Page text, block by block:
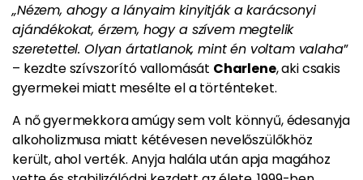
„Nézem, ahogy a lányaim kinyitják a karácsonyi
ajándékokat, érzem, hogy a szívem megtelik
szeretettel. Olyan ártatlanok, mint én voltam valaha”
– kezdte szívszorító vallomását Charlene, aki csakis
gyermekei miatt mesélte el a történteket.
A nő gyermekkora amúgy sem volt könnyű, édesanyja
alkoholizmusa miatt kétévesen nevelőszülőkhöz
került, ahol verték. Anyja halála után apja magához